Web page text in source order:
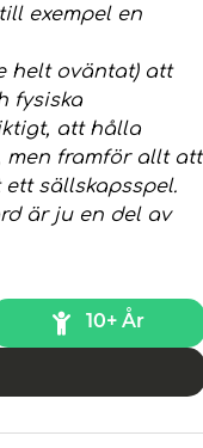
exempel en
helt oväntat) att
fysiska
att hålla
men framför allt att
sällskapsspel.
är ju en del av
10+ År